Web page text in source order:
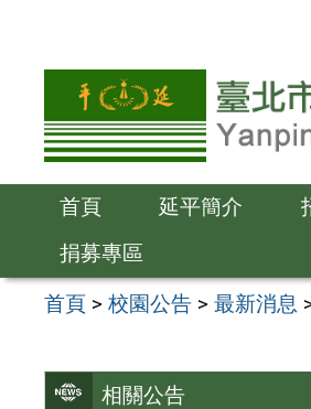
容
首頁 延平簡介
捐募專區
首頁 >校園公告 >最新消息
相關公告